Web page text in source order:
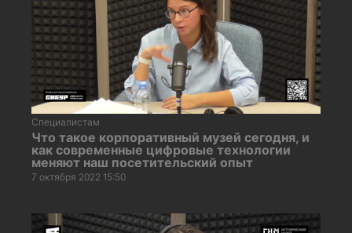
Специалистам
Что такое корпоративный музей сегодня, и
как современные цифровые технологии
меняют наш посетительский опыт
7 октября 2022 15:50